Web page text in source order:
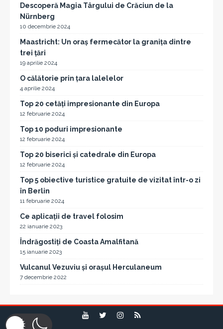
Descoperă Magia Târgului de Crăciun de la
Nürnberg
10 decembrie 2024
Maastricht: Un oraș fermecător la granița dintre
trei țări
19 aprilie 2024
O călătorie prin țara lalelelor
4 aprilie 2024
Top 20 cetăți impresionante din Europa
12 februarie 2024
Top 10 poduri impresionante
12 februarie 2024
Top 20 biserici și catedrale din Europa
12 februarie 2024
Top 5 obiective turistice gratuite de vizitat într-o zi
în Berlin
11 februarie 2024
Ce aplicații de travel folosim
22 ianuarie 2023
Îndrăgostiți de Coasta Amalfitană
15 ianuarie 2023
Vulcanul Vezuviu și orașul Herculaneum
7 decembrie 2022